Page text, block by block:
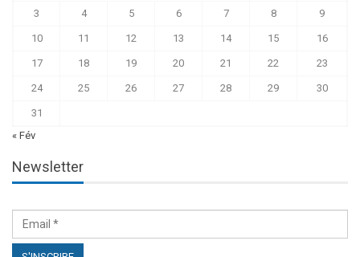
3 4 5 6 7 8 9
10 11 12 13 14 15 16
17 18 19 20 21 22 23
24 25 26 27 28 29 30
31
« Fév
Newsletter